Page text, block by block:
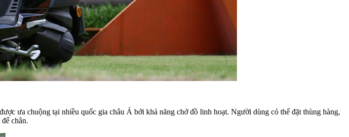
ưa chuộng tại nhiều quốc gia châu Á bởi khả năng chở đồ linh hoạt. Người dùng có thể đặt thùng hàng,
chân.